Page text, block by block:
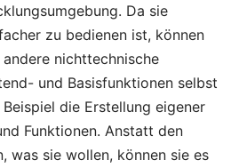
Da sie
zu bedienen ist, können
nichttechnische
und Basisfunktionen selbst
die Erstellung eigener
Funktionen. Anstatt den
was sie wollen, können sie es